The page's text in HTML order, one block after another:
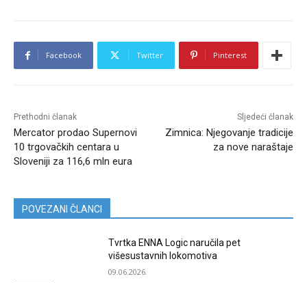
Facebook Twitter Pinterest
Prethodni članak
Mercator prodao Supernovi
10 trgovačkih centara u
Sloveniji za 116,6 mln eura
Sljedeći članak
Zimnica: Njegovanje tradicije
za nove naraštaje
POVEZANI ČLANCI
Tvrtka ENNA Logic naručila pet
višesustavnih lokomotiva
09.06.2026.